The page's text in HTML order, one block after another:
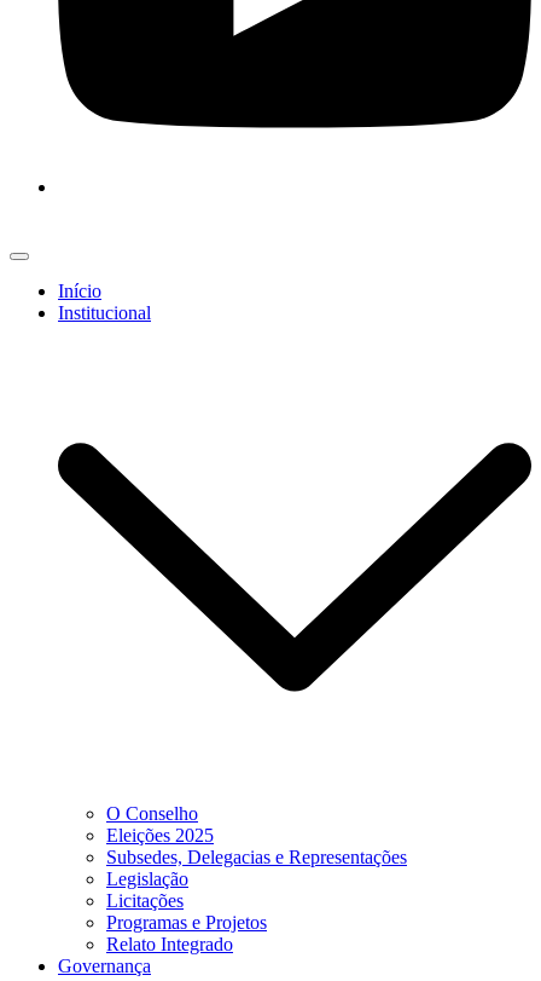
Início
Institucional
O Conselho
Eleições 2025
Subsedes, Delegacias e Representações
Legislação
Licitações
Programas e Projetos
Relato Integrado
Governança